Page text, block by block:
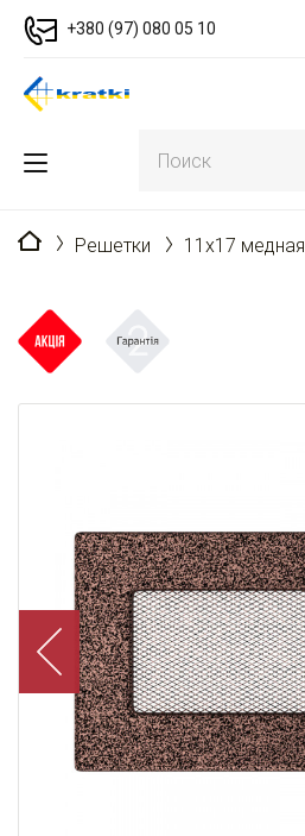
+380 (97) 080 05 10
Главная
Решетки 11x17 медная